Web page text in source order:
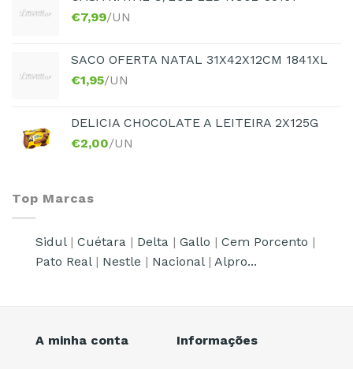
€7,99/UN
SACO OFERTA NATAL 31X42X12CM 1841XL
€1,95/UN
DELICIA CHOCOLATE A LEITEIRA 2X125G
€2,00/UN
Top Marcas
Sidul| Cuétara | Delta | Gallo | Cem Porcento |
Pato Real| Nestle | Nacional| Alpro...
A minha conta Informações